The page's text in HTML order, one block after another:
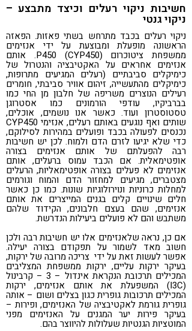
חשיבות ניקוי רעלים וכיצד מתבצע –
ניקוי גנטי
ניקוי רעלים בכבד מתרחש בשתי פאזות. הפאזה
הראשונה מופעלת ומבוצעת על ידי אנזימים
ממשפחת ציטוכרום (P450 (CYP450. אותם
אנזימים אחראים על האקטיבציה והנטרול של
כימיקלים סביבתיים (רעלים המגיעים מתרופות,
כימיקלים מהתעשייה, זיהום אוויר סביבתי, חומרים
רעילים הנוצרים משריפה של חלבון מן החי כמו
בברביקיו, עודפי הורמונים כמו אסטרוגן
טסטוסטרון ועוד. כאשר אנו נושמים, אוכלים,
שותים ואף נוגעים באותם רעלים, אנזימי CYP450
נכנסים לפעולה בכבד ופועלים במהירות לסילוקם,
כדי שלא יגיעו לזרם הדם ולמוח. לכן יש חשיבות
רבה להפעלתם של אותם אנזימים בצורה
אופטימאלית. אם הכבד עמוס ברעלים, אותם
אנזימים לא פעלים בצורה אופטימאליות, הרעלים
מצטברים, מגיעים למחזור הדם והמוח וגורמים
למחלות כרוניות ונוירולוגיות שונות. כמו כן כאשר
חלים שינויים קלים בגנים המייצרים את אותם
אנזימים, שהם בעצם חלבונים, הקידוד שלהם
משתבש והם לא פועלים ביעילות הנדרשת.
אם כן, נראה שלאנזימים אלו יש חשיבות רבה ולכן
חשוב מאד לשמור על תפקודם בצורה יעילה.
אפשר לעשות זאת על ידי צריכה מרובה של ירקות,
בעיקר ירקות עליים, ירקות ממשפחת המצליבים
המכילים תרכובת הנקראת אינדול – 3 – קרבינול
(I3C) המשפעלת את אותם אנזימים, ירקות
המכילים תרכובות גופרית כגון בצלים ושום – אותה
גופרית גורמת לאקטיבציה של האנזימים, ופירות –
בעיקר פירות יער המגנים על האנזימים מפני
המוטציות הגנטיות שעלולות להיווצר בהם.